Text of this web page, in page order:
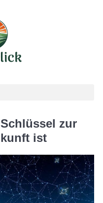
zur
ist